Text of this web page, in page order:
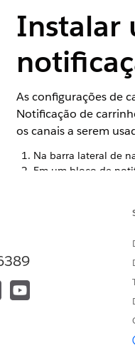
Instalar
As configurações de
Notificação de
os canais a serem
Na barra lateral de
Em um bloco de
Depois de
Se você
nas notificações
Para cada canal que
Defina as